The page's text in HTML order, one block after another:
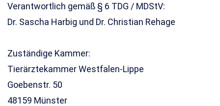
Verantwortlich gemäß § 6 TDG / MDStV:
Dr. Sascha Harbig und Dr. Christian Rehage
Zuständige Kammer:
Tierärztekammer Westfalen-Lippe
Goebenstr. 50
48159 Münster